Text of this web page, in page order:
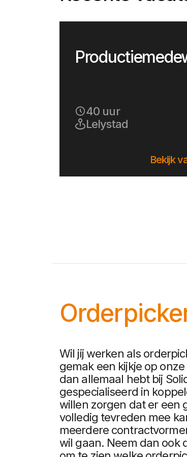
40 uur
Lelystad
Bekijk
Wil jij werken als
gemak een kijkje op
dan allemaal hebt bij
gespecialiseerd in
willen zorgen dat er een
volledig tevreden mee
meerdere
wil gaan. Neem dan ook